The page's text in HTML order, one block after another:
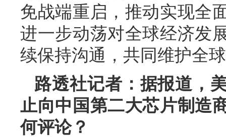
免战端重启，推动实现全
进一步动荡对全球经济发
续保持沟通，共同维护全
路透社记者：据报道，
止向中国第二大芯片制造
何评论？